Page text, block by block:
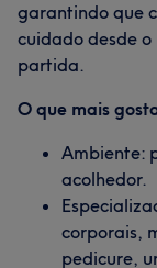
garantindo que
cuidado desde
partida.
O que mais
Ambiente:
acolhedor.
corporais,
pedicure,